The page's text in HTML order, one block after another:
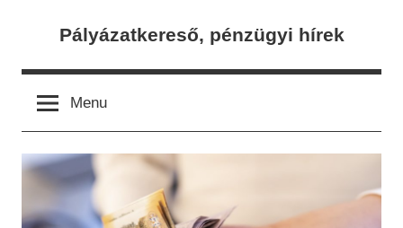
Pályázatkereső, pénzügyi hírek
Menu